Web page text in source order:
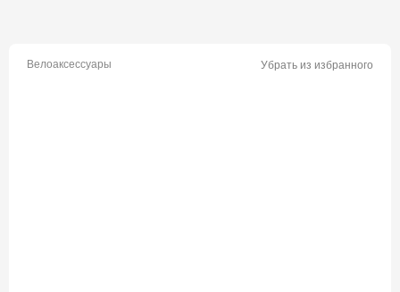
Велоаксессуары Убрать из избранного